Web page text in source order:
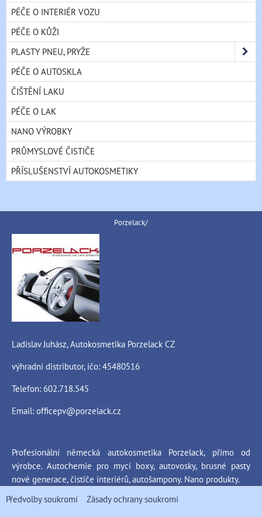
PÉČE O INTERIÉR VOZU
PÉČE O KŮŽI
PLASTY PNEU, PRYŽE
PÉČE O AUTOSKLA
ČIŠTĚNÍ LAKU
PÉČE O LAK
NANO VÝROBKY
PRŮMYSLOVÉ ČISTIČE
PŘÍSLUŠENSTVÍ AUTOKOSMETIKY
Porzelack/
Ladislav Juhász, Autokosmetika Porzelack CZ
výhradní distributor, ičo: 45480516
Telefon: 602.718.545
Email: officepv@porzelack.cz
Profesionální německá autokosmetika Porzelack, přímo od
výrobce. Autochemie pro mycí boxy, autovosky, brusné pasty
nové generace, čističe interiérů, autošampony. Nano produkty.
Předvolby soukromí
Zásady ochrany soukromí